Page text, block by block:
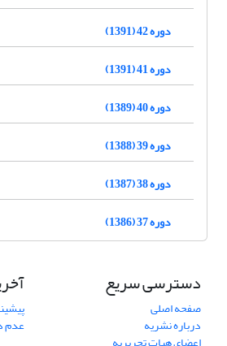
دوره 42 (1391)
دوره 41 (1391)
دوره 40 (1389)
دوره 39 (1388)
دوره 38 (1387)
دوره 37 (1386)
دسترسی سریع
صفحه اصلی
درباره نشریه عدم